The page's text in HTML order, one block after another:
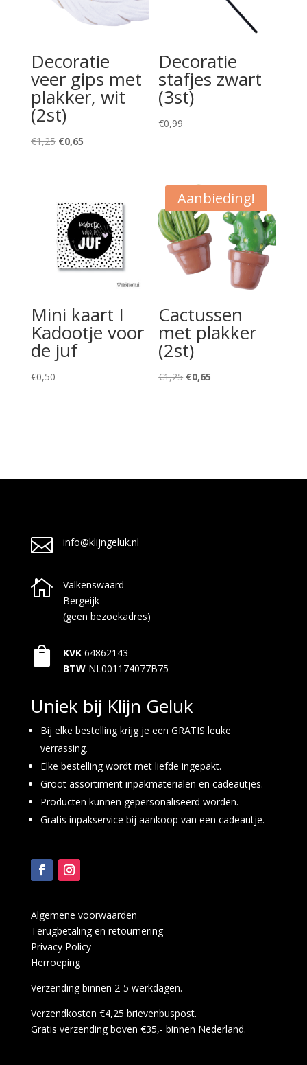
Decoratie
veer gips met
plakker, wit
(2st)
€1,25 Oorspronkelijke
€0,65Huidige
Decoratie
stafjes zwart
(3st)
€0,99
Mini kaart I
Kadootje voor
de juf
€0,50
Aanbieding!
Cactussen
met plakker
(2st)
€1,25 Oorspronkelijke
€0,65
 info@klijngeluk.nl

Valkenswaard
Bergeijk
(geen bezoekadres)
 KVK 64862143
BTW NL001174077B75
Uniek bij Klijn Geluk
Bij elke bestelling krijg je een GRATIS leuke
verrassing.
Elke bestelling wordt met liefde ingepakt.
Groot assortiment inpakmaterialen en cadeautjes.
Producten kunnen gepersonaliseerd worden.
Gratis inpakservice bij aankoop van een cadeautje.
Algemene voorwaarden
Terugbetaling en retournering
Privacy Policy
Herroeping
Verzending binnen 2-5 werkdagen.
Verzendkosten €4,25 brievenbuspost.
Gratis verzending boven €35,- binnen Nederland.